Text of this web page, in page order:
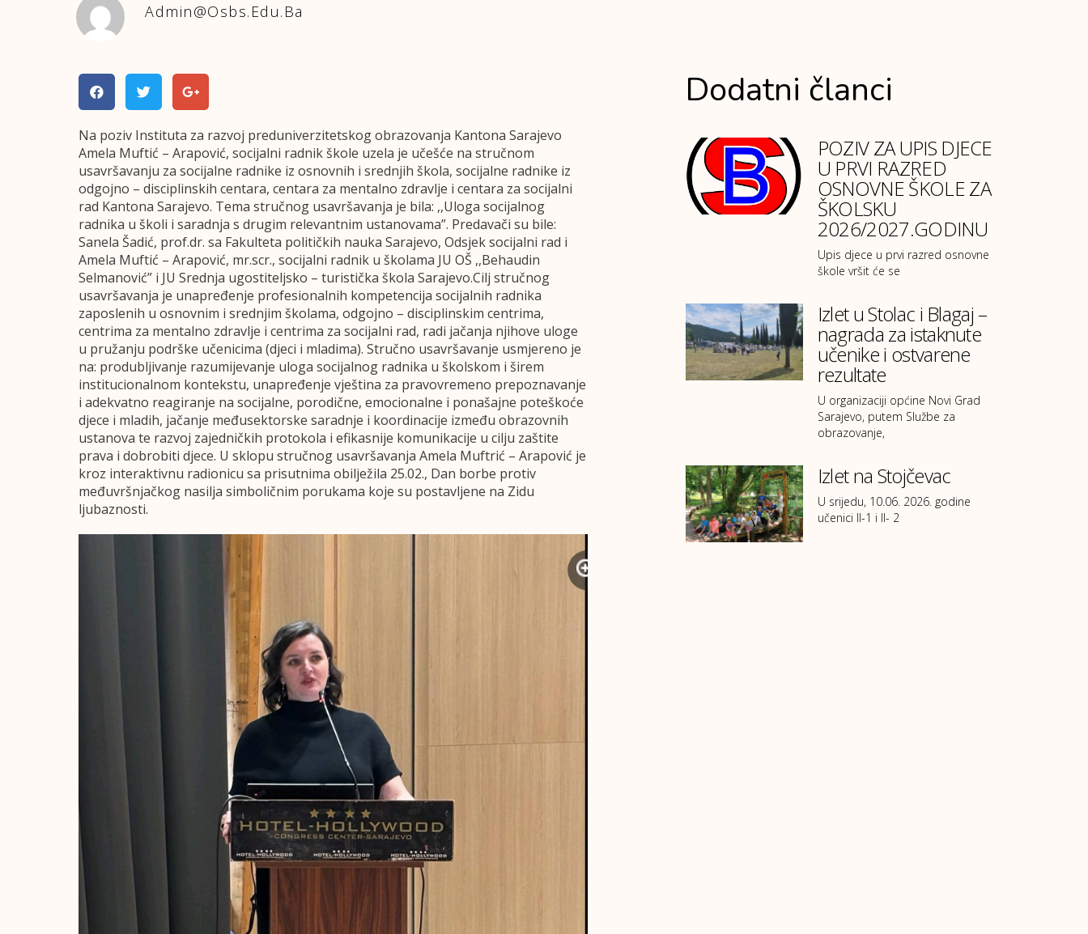
Admin@osbs.edu.ba
Na poziv Instituta za razvoj preduniverzitetskog obrazovanja Kantona Sarajevo
Amela Muftić – Arapović, socijalni radnik škole uzela je učešće na stručnom
usavršavanju za socijalne radnike iz osnovnih i srednjih škola, socijalne radnike iz
odgojno – disciplinskih centara, centara za mentalno zdravlje i centara za socijalni
rad Kantona Sarajevo. Tema stručnog usavršavanja je bila: ,,Uloga socijalnog
radnika u školi i saradnja s drugim relevantnim ustanovama”. Predavači su bile:
Sanela Šadić, prof.dr. sa Fakulteta političkih nauka Sarajevo, Odsjek socijalni rad i
Amela Muftić – Arapović, mr.scr., socijalni radnik u školama JU OŠ ,,Behaudin
Selmanović” i JU Srednja ugostiteljsko – turistička škola Sarajevo.Cilj stručnog
usavršavanja je unapređenje profesionalnih kompetencija socijalnih radnika
zaposlenih u osnovnim i srednjim školama, odgojno – disciplinskim centrima,
centrima za mentalno zdravlje i centrima za socijalni rad, radi jačanja njihove uloge
u pružanju podrške učenicima (djeci i mladima). Stručno usavršavanje usmjereno je
na: produbljivanje razumijevanje uloga socijalnog radnika u školskom i širem
institucionalnom kontekstu, unapređenje vještina za pravovremeno prepoznavanje
i adekvatno reagiranje na socijalne, porodične, emocionalne i ponašajne poteškoće
djece i mladih, jačanje međusektorske saradnje i koordinacije između obrazovnih
ustanova te razvoj zajedničkih protokola i efikasnije komunikacije u cilju zaštite
prava i dobrobiti djece. U sklopu stručnog usavršavanja Amela Muftrić – Arapović je
kroz interaktivnu radionicu sa prisutnima obilježila 25.02., Dan borbe protiv
međuvršnjačkog nasilja simboličnim porukama koje su postavljene na Zidu
ljubaznosti.
Dodatni članci
POZIV ZA UPIS DJECE
U PRVI RAZRED
OSNOVNE ŠKOLE ZA
ŠKOLSKU
2026/2027.GODINU
Upis djece u prvi razred osnovne
škole vršit će se
Izlet u Stolac i Blagaj –
nagrada za istaknute
učenike i ostvarene
rezultate
U organizaciji općine Novi Grad
Sarajevo, putem Službe za
obrazovanje,
Izlet na Stojčevac
U srijedu, 10.06. 2026. godine
učenici II-1 i II- 2